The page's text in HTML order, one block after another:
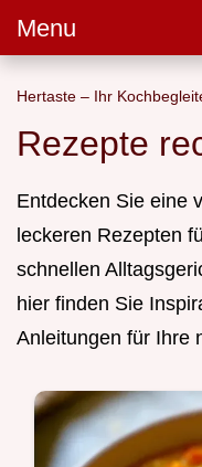
Menu
Hertaste – Ihr
Rezepte
Entdecken Sie eine
leckeren Rezepten
schnellen
hier finden Sie
Anleitungen für Ihre